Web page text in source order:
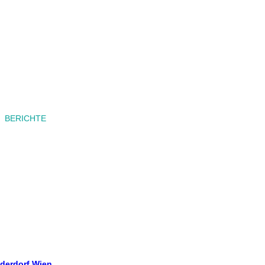
BERICHTE